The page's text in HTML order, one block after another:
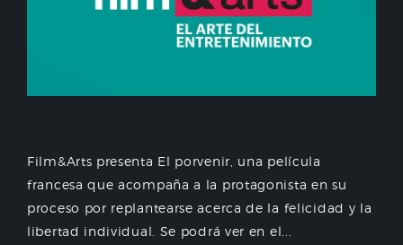
Film&Arts presenta El porvenir, una película
francesa que acompaña a la protagonista en su
proceso por replantearse acerca de la felicidad y la
libertad individual. Se podrá ver en el...